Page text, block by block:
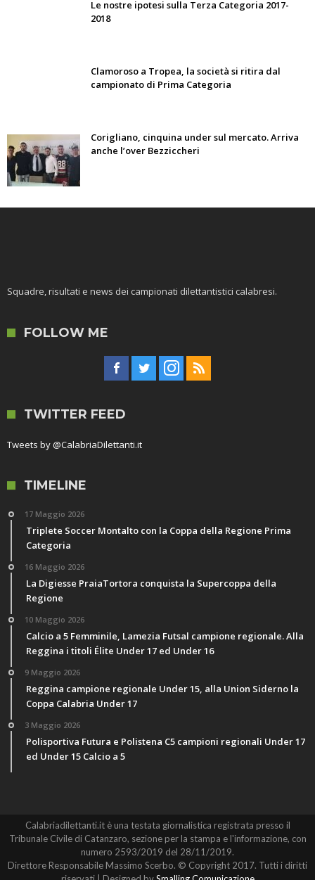
Le nostre ipotesi sulla Terza Categoria 2017-
2018
Clamoroso a Tropea, la società si ritira dal
campionato di Prima Categoria
Corigliano, cinquina under sul mercato. Arriva
anche l’over Bezziccheri
Squadre, risultati e news dei campionati dilettantistici calabresi.
FOLLOW ME
TWITTER FEED
Tweets by @CalabriaDilettanti.it
TIMELINE
17 Maggio 2026
Triplete Soccer Montalto con la Coppa della Regione Prima
Categoria
16 Maggio 2026
La Digiesse PraiaTortora conquista la Supercoppa della
Regione
10 Maggio 2026
Calcio a 5 Femminile, Lamezia Futsal campione regionale. Alla
Reggina i titoli Élite Under 17 ed Under 16
9 Maggio 2026
Reggina campione regionale Under 15, alla Union Siderno la
Coppa Calabria Under 17
3 Maggio 2026
Polisportiva Futura e Polistena C5 campioni regionali Under 17
ed Under 15 Calcio a 5
Calabriadilettanti.it è una testata giornalistica registrata presso il
Tribunale Civile di Catanzaro, sezione per la stampa e l'informazione, con
numero 2593/2019 del 28/11/2019.
Direttore Responsabile Massimo Scerbo. © Copyright 2017. Tutti i diritti